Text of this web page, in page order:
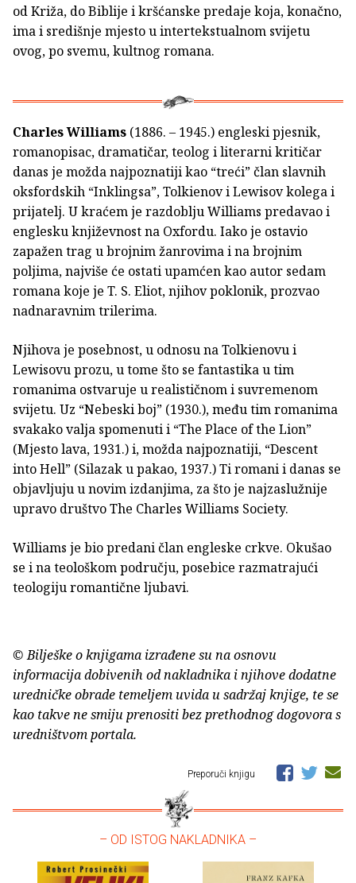
od Križa, do Biblije i kršćanske predaje koja, konačno,
ima i središnje mjesto u intertekstualnom svijetu
ovog, po svemu, kultnog romana.
Charles Williams (1886. – 1945.) engleski pjesnik,
romanopisac, dramatičar, teolog i literarni kritičar
danas je možda najpoznatiji kao “treći” član slavnih
oksfordskih “Inklingsa”, Tolkienov i Lewisov kolega i
prijatelj. U kraćem je razdoblju Williams predavao i
englesku književnost na Oxfordu. Iako je ostavio
zapažen trag u brojnim žanrovima i na brojnim
poljima, najviše će ostati upamćen kao autor sedam
romana koje je T. S. Eliot, njihov poklonik, prozvao
nadnaravnim trilerima.
Njihova je posebnost, u odnosu na Tolkienovu i
Lewisovu prozu, u tome što se fantastika u tim
romanima ostvaruje u realističnom i suvremenom
svijetu. Uz “Nebeski boj” (1930.), među tim romanima
svakako valja spomenuti i “The Place of the Lion”
(Mjesto lava, 1931.) i, možda najpoznatiji, “Descent
into Hell” (Silazak u pakao, 1937.) Ti romani i danas se
objavljuju u novim izdanjima, za što je najzaslužnije
upravo društvo The Charles Williams Society.
Williams je bio predani član engleske crkve. Okušao
se i na teološkom području, posebice razmatrajući
teologiju romantične ljubavi.
© Bilješke o knjigama izrađene su na osnovu
informacija dobivenih od nakladnika i njihove dodatne
uredničke obrade temeljem uvida u sadržaj knjige, te se
kao takve ne smiju prenositi bez prethodnog dogovora s
uredništvom portala.
Preporuči knjigu
– OD ISTOG NAKLADNIKA –